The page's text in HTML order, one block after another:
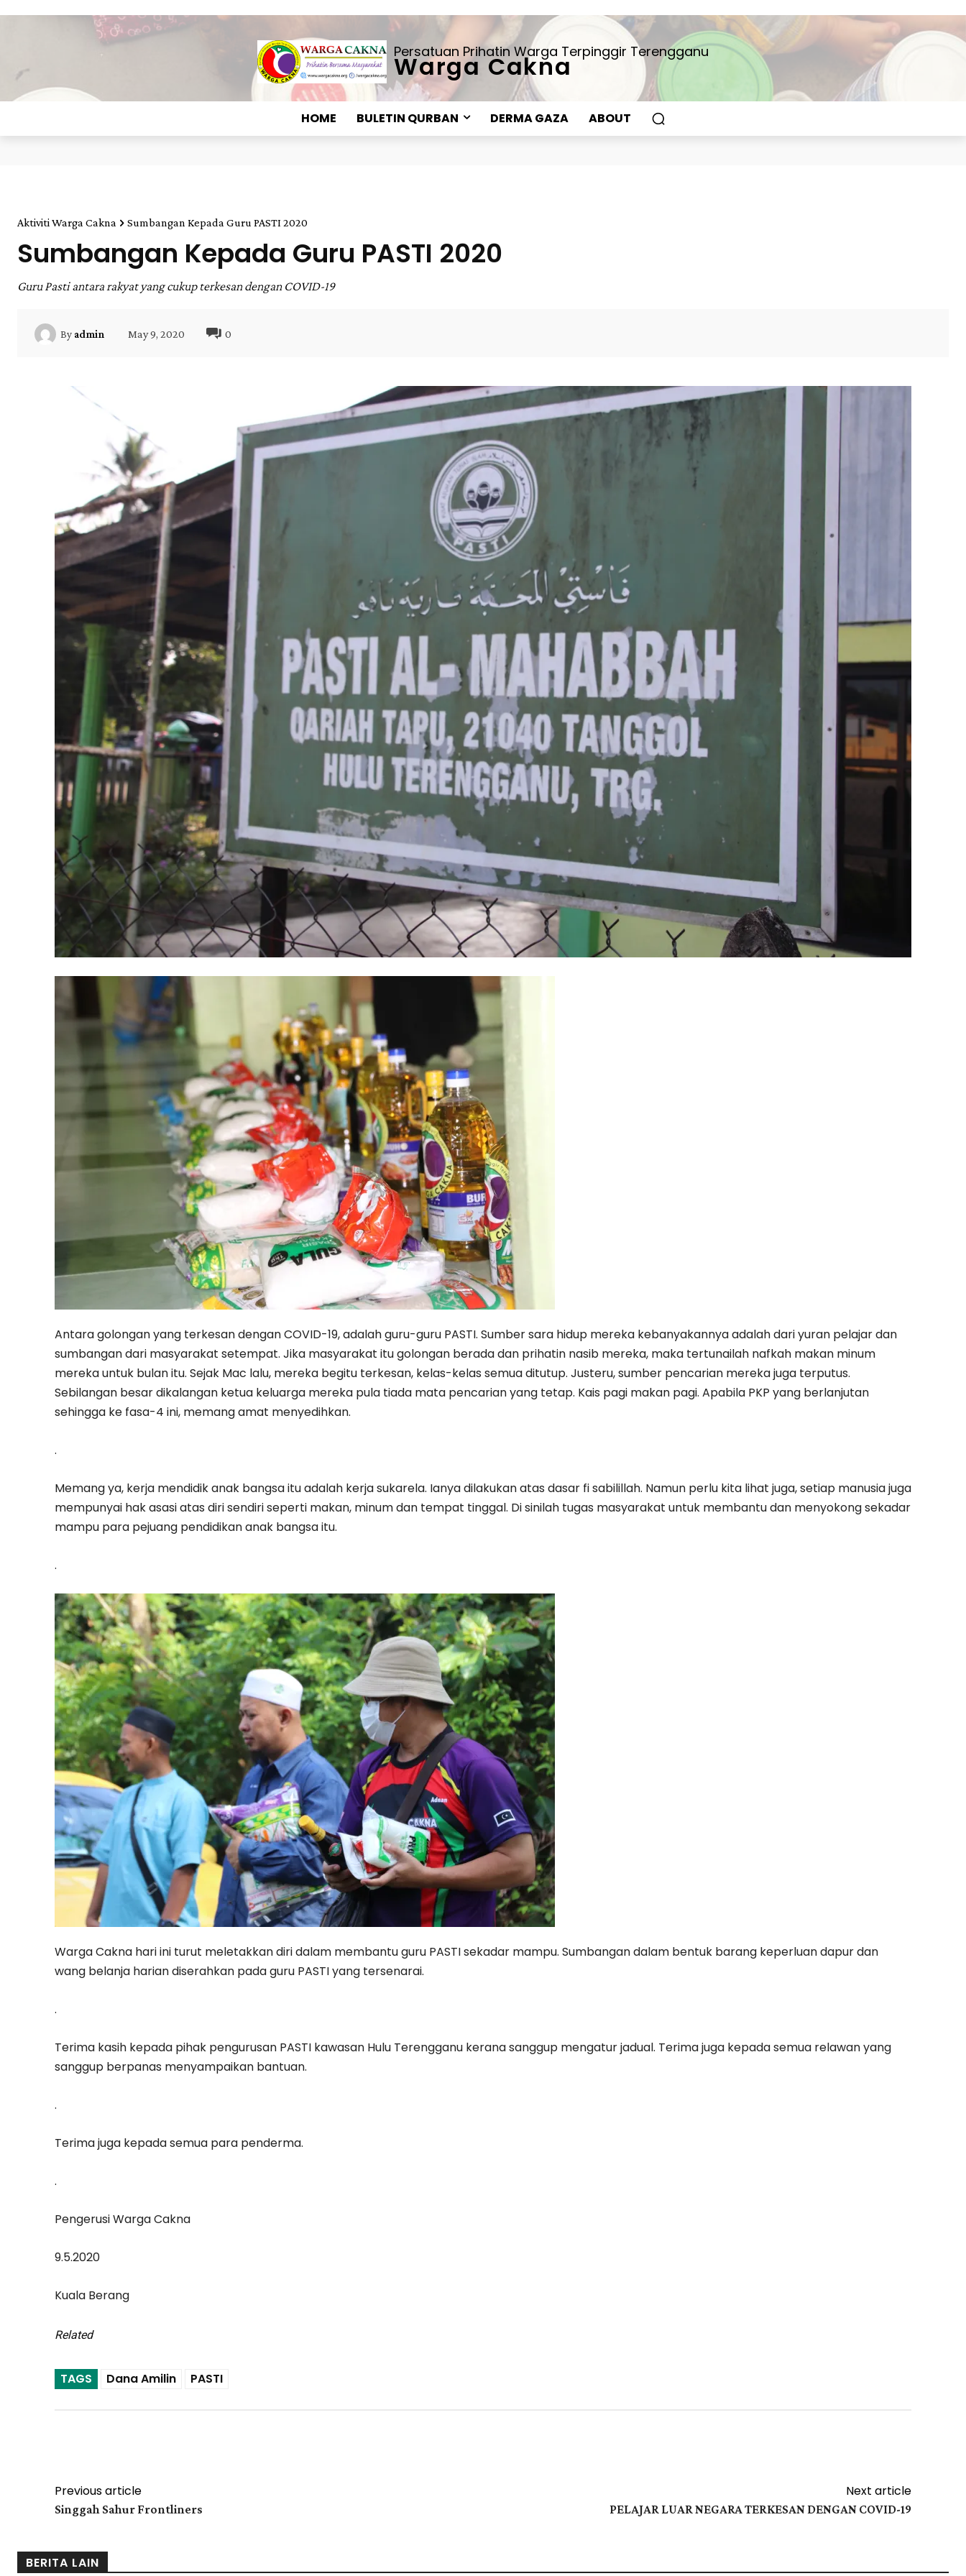
Persatuan Prihatin Warga Terpinggir Terengganu
Warga Cakna
HOME BULETIN QURBAN DERMA GAZA ABOUT
Aktiviti Warga Cakna Sumbangan Kepada Guru PASTI 2020
Sumbangan Kepada Guru PASTI 2020
Guru Pasti antara rakyat yang cukup terkesan dengan COVID-19
By admin May 9, 2020 0
Antara golongan yang terkesan dengan COVID-19, adalah guru-guru PASTI. Sumber sara hidup mereka kebanyakannya adalah dari yuran pelajar dan
sumbangan dari masyarakat setempat. Jika masyarakat itu golongan berada dan prihatin nasib mereka, maka tertunailah nafkah makan minum
mereka untuk bulan itu. Sejak Mac lalu, mereka begitu terkesan, kelas-kelas semua ditutup. Justeru, sumber pencarian mereka juga terputus.
Sebilangan besar dikalangan ketua keluarga mereka pula tiada mata pencarian yang tetap. Kais pagi makan pagi. Apabila PKP yang berlanjutan
sehingga ke fasa-4 ini, memang amat menyedihkan.
.
Memang ya, kerja mendidik anak bangsa itu adalah kerja sukarela. Ianya dilakukan atas dasar fi sabilillah. Namun perlu kita lihat juga, setiap manusia juga
mempunyai hak asasi atas diri sendiri seperti makan, minum dan tempat tinggal. Di sinilah tugas masyarakat untuk membantu dan menyokong sekadar
mampu para pejuang pendidikan anak bangsa itu.
.
Warga Cakna hari ini turut meletakkan diri dalam membantu guru PASTI sekadar mampu. Sumbangan dalam bentuk barang keperluan dapur dan
wang belanja harian diserahkan pada guru PASTI yang tersenarai.
.
Terima kasih kepada pihak pengurusan PASTI kawasan Hulu Terengganu kerana sanggup mengatur jadual. Terima juga kepada semua relawan yang
sanggup berpanas menyampaikan bantuan.
.
Terima juga kepada semua para penderma.
.
Pengerusi Warga Cakna
9.5.2020
Kuala Berang
Related
TAGS Dana Amilin PASTI
Previous article
Singgah Sahur Frontliners
Next article
PELAJAR LUAR NEGARA TERKESAN DENGAN COVID-19
BERITA LAIN